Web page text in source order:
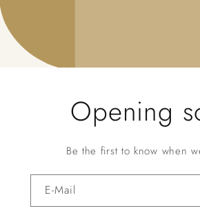
Opening
Be the first to know when
E-Mail